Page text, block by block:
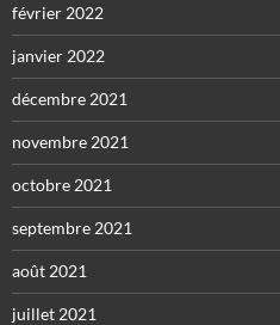
février 2022
janvier 2022
décembre 2021
novembre 2021
octobre 2021
septembre 2021
août 2021
juillet 2021